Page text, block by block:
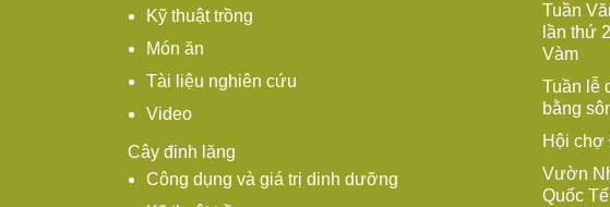
Kỹ thuật trồng
Món ăn
Tài liệu nghiên cứu
Video
Cây đinh lăng
Công dụng và giá trị dinh dưỡng
Tuần
lần thứ
Vàm
Tuần lễ
bằng
Hội chợ
Vườn
Quốc